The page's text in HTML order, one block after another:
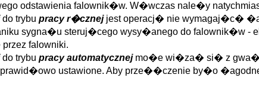
odstawienia falownik�w. W�wczas nale�y
do trybu pracy r�cznejjest operacj� nie wymagaj�c�
sygna�u steruj�cego wysy�anego do falownik�w
falowniki.
do trybu pracy automatycznejmo�e wi�za� si� z
ustawione. Aby prze��czenie by�o